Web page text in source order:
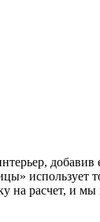
использует
на расчет, и